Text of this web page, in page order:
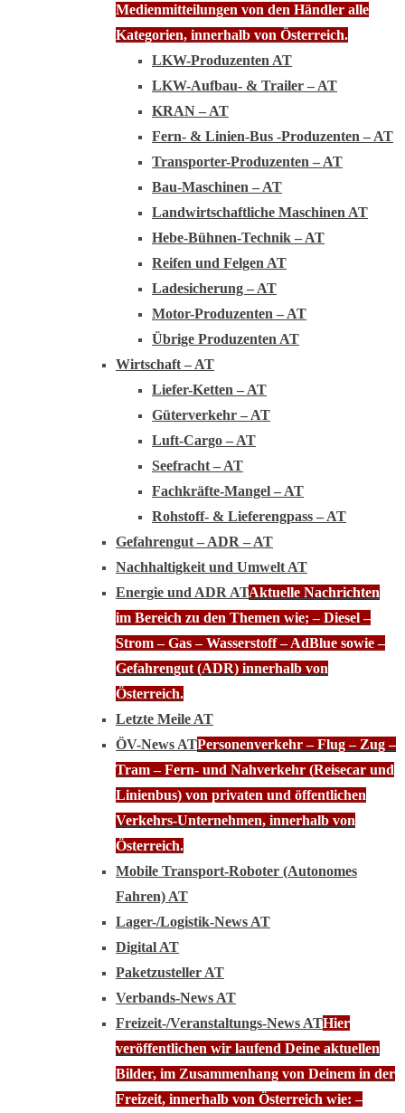
Medienmitteilungen von den Händler alle
Kategorien, innerhalb von Österreich.
LKW-Produzenten AT
LKW-Aufbau- & Trailer – AT
KRAN – AT
Fern- & Linien-Bus -Produzenten – AT
Transporter-Produzenten – AT
Bau-Maschinen – AT
Landwirtschaftliche Maschinen AT
Hebe-Bühnen-Technik – AT
Reifen und Felgen AT
Ladesicherung – AT
Motor-Produzenten – AT
Übrige Produzenten AT
Wirtschaft – AT
Liefer-Ketten – AT
Güterverkehr – AT
Luft-Cargo – AT
Seefracht – AT
Fachkräfte-Mangel – AT
Rohstoff- & Lieferengpass – AT
Gefahrengut – ADR – AT
Nachhaltigkeit und Umwelt AT
Energie und ADR ATAktuelle Nachrichten
im Bereich zu den Themen wie; – Diesel –
Strom – Gas – Wasserstoff – AdBlue sowie –
Gefahrengut (ADR) innerhalb von
Österreich.
Letzte Meile AT
ÖV-News ATPersonenverkehr – Flug – Zug –
Tram – Fern- und Nahverkehr (Reisecar und
Linienbus) von privaten und öffentlichen
Verkehrs-Unternehmen, innerhalb von
Österreich.
Mobile Transport-Roboter (Autonomes
Fahren) AT
Lager-/Logistik-News AT
Digital AT
Paketzusteller AT
Verbands-News AT
Freizeit-/Veranstaltungs-News ATHier
veröffentlichen wir laufend Deine aktuellen
Bilder, im Zusammenhang von Deinem in der
Freizeit, innerhalb von Österreich wie: –